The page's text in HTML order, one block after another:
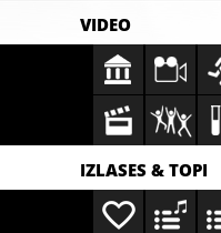
VIDEO
IZLASES & TOPI